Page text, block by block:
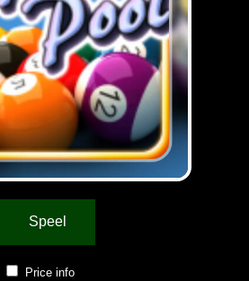
Speel
Price info